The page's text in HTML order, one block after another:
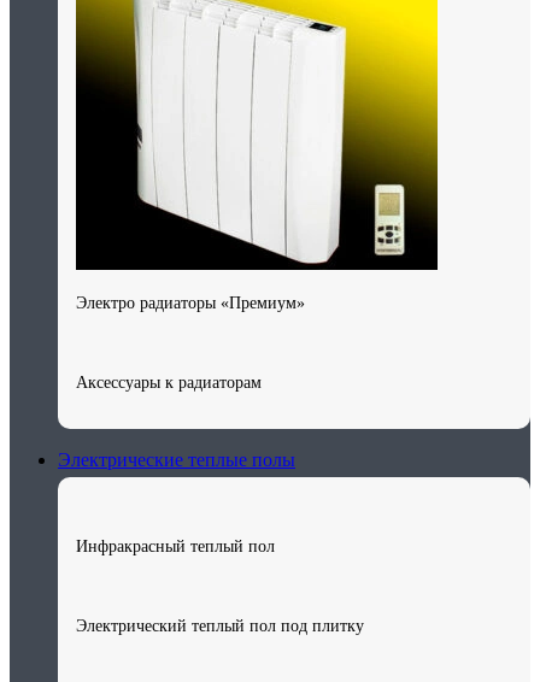
Электро радиаторы «Премиум»
Аксессуары к радиаторам
Электрические теплые полы
Инфракрасный теплый пол
Электрический теплый пол под плитку